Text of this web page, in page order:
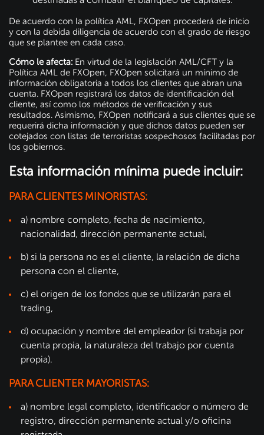
De acuerdo con la política AML, FXOpen procederá de inicio
y con la debida diligencia de acuerdo con el grado de riesgo
que se plantee en cada caso.
Cómo le afecta: En virtud de la legislación AML/CFT y la
Política AML de FXOpen, FXOpen solicitará un mínimo de
información obligatoria a todos los clientes que abran una
cuenta. FXOpen registrará los datos de identificación del
cliente, así como los métodos de verificación y sus
resultados. Asimismo, FXOpen notificará a sus clientes que se
requerirá dicha información y que dichos datos pueden ser
cotejados con listas de terroristas sospechosos facilitadas por
los gobiernos.
Esta información mínima puede incluir:
PARA CLIENTES MINORISTAS:
a) nombre completo, fecha de nacimiento,
nacionalidad, dirección permanente actual,
b) si la persona no es el cliente, la relación de dicha
persona con el cliente,
c) el origen de los fondos que se utilizarán para el
trading,
d) ocupación y nombre del empleador (si trabaja por
cuenta propia, la naturaleza del trabajo por cuenta
propia).
PARA CLIENTER MAYORISTAS:
a) nombre legal completo, identificador o número de
registro, dirección permanente actual y/o oficina